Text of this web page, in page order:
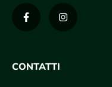
CONTATTI